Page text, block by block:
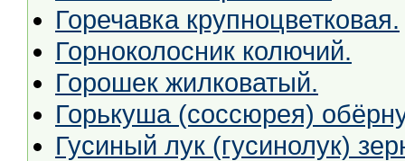
Горечавка крупноцветковая.
Горноколосник колючий.
Горошек жилковатый.
Горькуша (соссюрея)
Гусиный лук (гусинолук)